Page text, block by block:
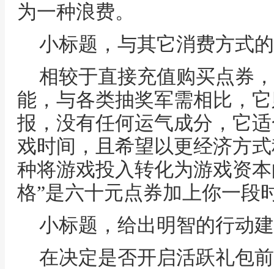
为一种浪费。
小标题，与其它消费方式
相较于直接充值购买点券
能，与各类抽奖军需相比，
报，没有任何运气成分，它
戏时间，且希望以更经济方
种将游戏投入转化为游戏资
格”是六十元点券加上你一段
小标题，给出明智的行动
在决定是否开启活跃礼包